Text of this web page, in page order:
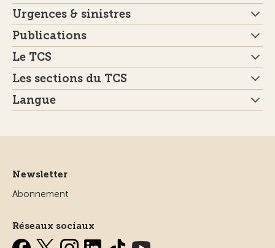
Urgences & sinistres
Publications
Le TCS
Les sections du TCS
Langue
Newsletter
Abonnement
Réseaux sociaux